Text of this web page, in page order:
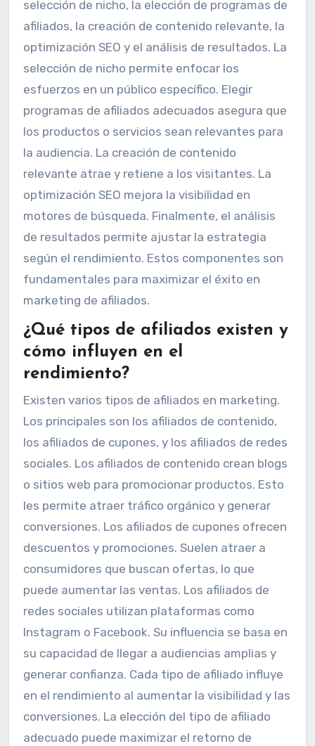
selección de nicho, la elección de programas de
afiliados, la creación de contenido relevante, la
optimización SEO y el análisis de resultados. La
selección de nicho permite enfocar los
esfuerzos en un público específico. Elegir
programas de afiliados adecuados asegura que
los productos o servicios sean relevantes para
la audiencia. La creación de contenido
relevante atrae y retiene a los visitantes. La
optimización SEO mejora la visibilidad en
motores de búsqueda. Finalmente, el análisis
de resultados permite ajustar la estrategia
según el rendimiento. Estos componentes son
fundamentales para maximizar el éxito en
marketing de afiliados.
¿Qué tipos de afiliados existen y
cómo influyen en el
rendimiento?
Existen varios tipos de afiliados en marketing.
Los principales son los afiliados de contenido,
los afiliados de cupones, y los afiliados de redes
sociales. Los afiliados de contenido crean blogs
o sitios web para promocionar productos. Esto
les permite atraer tráfico orgánico y generar
conversiones. Los afiliados de cupones ofrecen
descuentos y promociones. Suelen atraer a
consumidores que buscan ofertas, lo que
puede aumentar las ventas. Los afiliados de
redes sociales utilizan plataformas como
Instagram o Facebook. Su influencia se basa en
su capacidad de llegar a audiencias amplias y
generar confianza. Cada tipo de afiliado influye
en el rendimiento al aumentar la visibilidad y las
conversiones. La elección del tipo de afiliado
adecuado puede maximizar el retorno de